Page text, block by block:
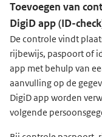
Toevoegen van
DigiD app (ID-
De controle vindt
rijbewijs, paspoort of
app met behulp van
aanvulling op de
DigiD app worden
volgende